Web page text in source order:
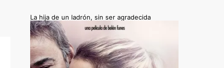
La hija de un ladrón, sin ser agradecida